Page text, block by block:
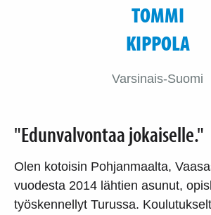
TOMMI
KIPPOLA
Varsinais-Suomi
"Edunvalvontaa jokaiselle."
Olen kotoisin Pohjanmaalta,
vuodesta 2014 lähtien asunut,
työskennellyt Turussa.